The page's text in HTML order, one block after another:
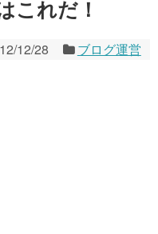
これだ！
12/28 ブログ運営